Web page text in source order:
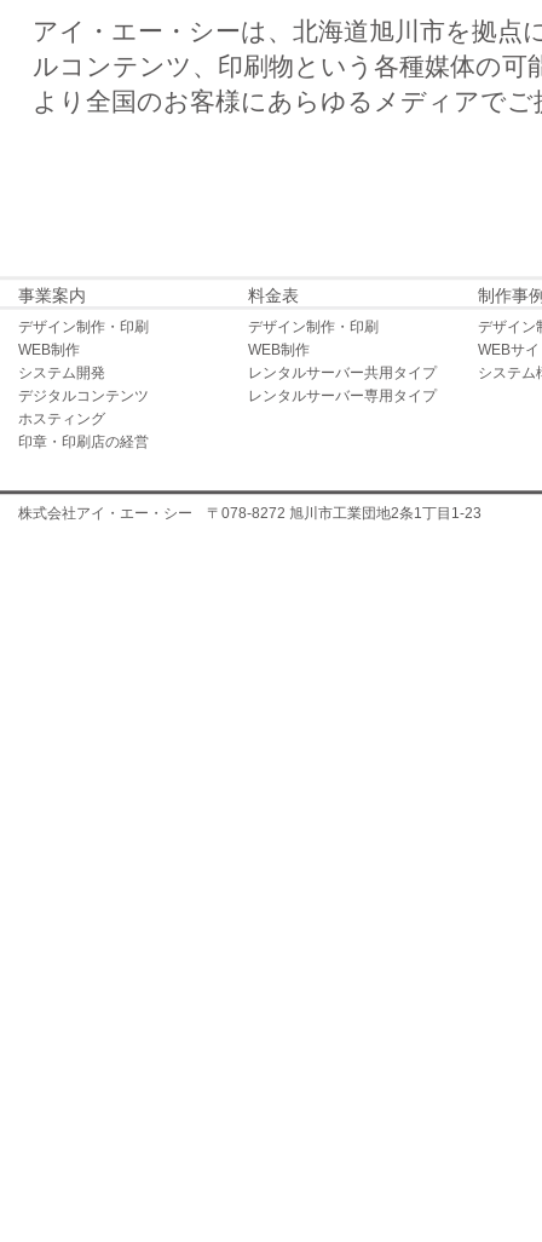
アイ・エー・シーは、北海道旭川市を拠点
ルコンテンツ、印刷物という各種媒体の可
より全国のお客様にあらゆるメディアで
事業案内
デザイン制作・印刷
WEB制作
システム開発
デジタルコンテンツ
ホスティング
印章・印刷店の経営
料金表
デザイン制作・印刷
WEB制作
レンタルサーバー共用タイプ
レンタルサーバー専用タイプ
制作事
デザイン
WEBサ
システム
株式会社アイ・エー・シー 〒078-8272 旭川市工業団地2条1丁目1-23